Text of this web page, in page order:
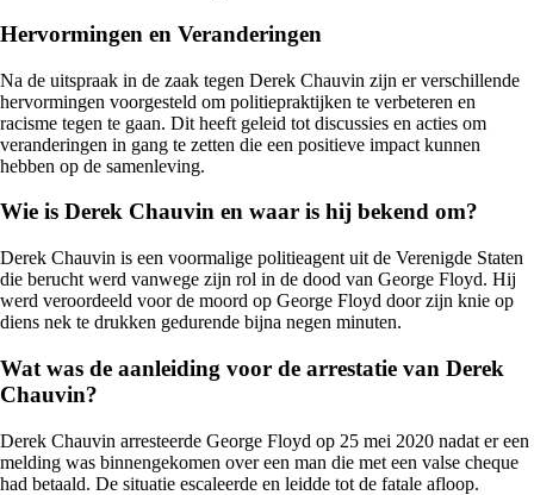
Hervormingen en Veranderingen
Na de uitspraak in de zaak tegen Derek Chauvin zijn er verschillende
hervormingen voorgesteld om politiepraktijken te verbeteren en
racisme tegen te gaan. Dit heeft geleid tot discussies en acties om
veranderingen in gang te zetten die een positieve impact kunnen
hebben op de samenleving.
Wie is Derek Chauvin en waar is hij bekend om?
Derek Chauvin is een voormalige politieagent uit de Verenigde Staten
die berucht werd vanwege zijn rol in de dood van George Floyd. Hij
werd veroordeeld voor de moord op George Floyd door zijn knie op
diens nek te drukken gedurende bijna negen minuten.
Wat was de aanleiding voor de arrestatie van Derek
Chauvin?
Derek Chauvin arresteerde George Floyd op 25 mei 2020 nadat er een
melding was binnengekomen over een man die met een valse cheque
had betaald. De situatie escaleerde en leidde tot de fatale afloop.